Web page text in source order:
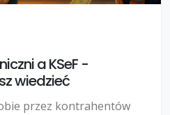
a KSeF -
wiedzieć
przez kontrahentów